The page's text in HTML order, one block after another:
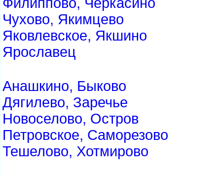
Филиппово, Черкасино
Чухово, Якимцево
Яковлевское, Якшино
Ярославец
Анашкино, Быково
Дягилево, Заречье
Новоселово, Остров
Петровское, Саморезово
Тешелово, Хотмирово